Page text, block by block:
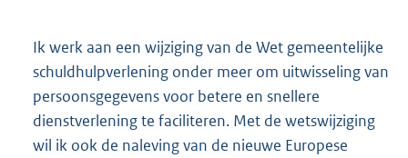
Ik werk aan een wijziging van de Wet gemeentelijke
schuldhulpverlening onder meer om uitwisseling van
persoonsgegevens voor betere en snellere
dienstverlening te faciliteren. Met de wetswijziging
wil ik ook de naleving van de nieuwe Europese